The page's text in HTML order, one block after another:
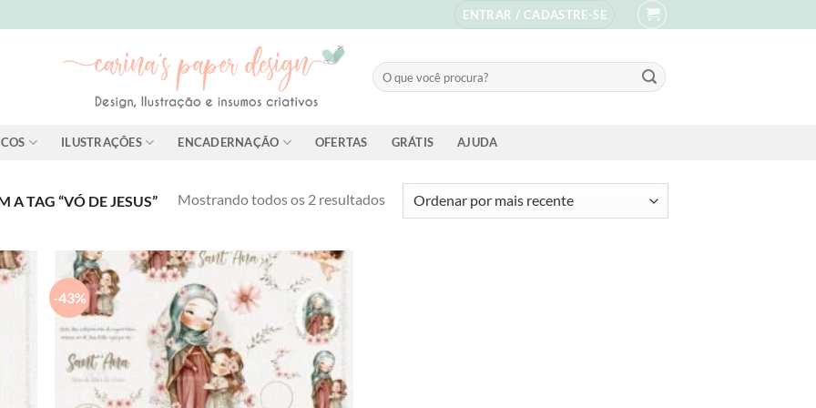
ENTRAR / CADASTRE-SE
Pesquisar
por:
ILUSTRAÇÕES ENCADERNAÇÃO OFERTAS GRÁTIS AJUDA
A TAG “VÓ DE JESUS” Mostrando todos os 2 resultadosClassificado
por
to
-43%
Add to
wishlist